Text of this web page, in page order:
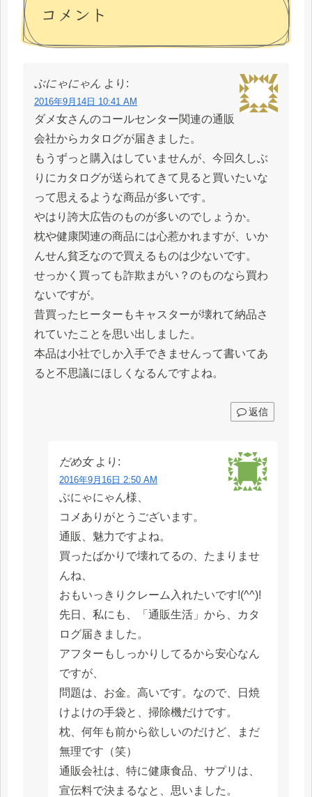
コメント
ぶにゃにゃん より:
2016年9月14日 10:41 AM
ダメ女さんのコールセンター関連の通販
会社からカタログが届きました。
もうずっと購入はしていませんが、今回久しぶ
りにカタログが送られてきて見ると買いたいな
って思えるような商品が多いです。
やはり誇大広告のものが多いのでしょうか。
枕や健康関連の商品には心惹かれますが、いか
んせん貧乏なので買えるものは少ないです。
せっかく買っても詐欺まがい？のものなら買わ
ないですが。
昔買ったヒーターもキャスターが壊れて納品さ
れていたことを思い出しました。
本品は小社でしか入手できませんって書いてあ
ると不思議にほしくなるんですよね。
返信
だめ女 より:
2016年9月16日 2:50 AM
ぶにゃにゃん様、
コメありがとうございます。
通販、魅力ですよね。
買ったばかりで壊れてるの、たまりませ
んね、
おもいっきりクレーム入れたいです!(^^)!
先日、私にも、「通販生活」から、カタ
ログ届きました。
アフターもしっかりしてるから安心なん
ですが、
問題は、お金。高いです。なので、日焼
けよけの手袋と、掃除機だけです。
枕、何年も前から欲しいのだけど、まだ
無理です（笑）
通販会社は、特に健康食品、サプリは、
宣伝料で決まるなと、思いました。